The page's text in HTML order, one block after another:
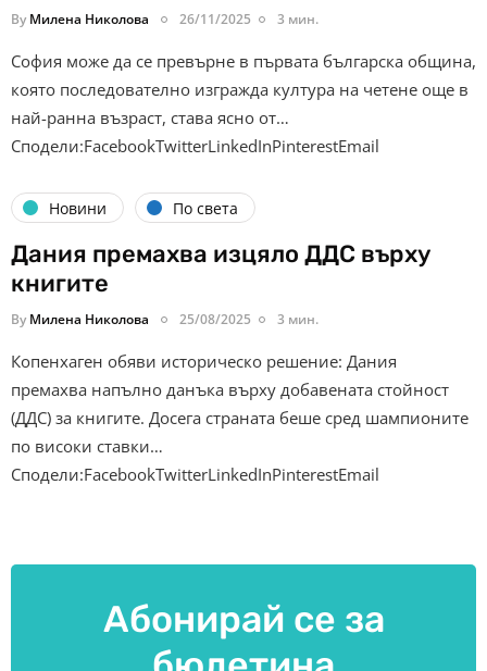
By Милена Николова 26/11/2025 3 мин.
София може да се превърне в първата българска община,
която последователно изгражда култура на четене още в
най-ранна възраст, става ясно от…
Сподели:FacebookTwitterLinkedInPinterestEmail
Новини По света
Дания премахва изцяло ДДС върху
книгите
By Милена Николова 25/08/2025 3 мин.
Копенхаген обяви историческо решение: Дания
премахва напълно данъка върху добавената стойност
(ДДС) за книгите. Досега страната беше сред шампионите
по високи ставки…
Сподели:FacebookTwitterLinkedInPinterestEmail
Абонирай се за